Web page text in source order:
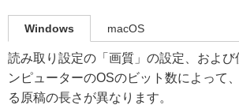
Windows
読み取り設定の「画質」の設定、および
ンピューターのOSのビット数によって
る原稿の長さが異なります。
macOS